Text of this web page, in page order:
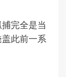
完全是当
此前一系